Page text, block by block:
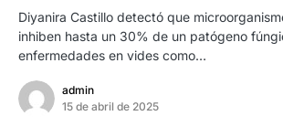
Diyanira Castillo detectó que
inhiben hasta un 30% de un patógeno
enfermedades en vides como…
admin
15 de abril de 2025